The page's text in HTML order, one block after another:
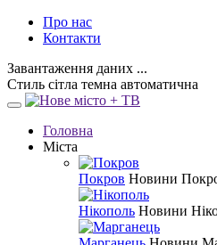
Про нас
Контакти
Завантаження даних ...
Стиль сітла темна автоматична
Головна
Міста
Покров Новини
Нікополь Новини